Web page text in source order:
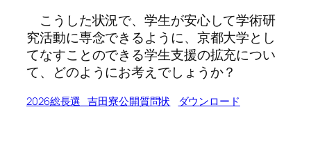
こうした状況で、学生が安心して学術研
究活動に専念できるように、京都大学とし
てなすことのできる学生支援の拡充につい
て、どのようにお考えでしょうか？
2026総長選_吉田寮公開質問状 ダウンロード